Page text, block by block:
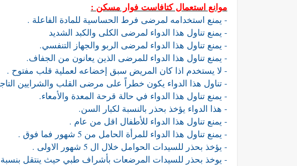
موانع استعمال كتافاست فوار مسكن :
- يمنع استخدامه لمرضى فرط الحساسية للمادة الفاعلة .
- يمنع تناول هذا الدواء لمرضى الكلى والكبد الشديد
- يمنع تناول هذا الدواء لمرضى الربو والجهاز التنفسي.
- يمنع تناول هذا الدواء للمرضى الذين يعانون من الجفاف.
- لا يستخدم اذا كان المريض سبق إخضاعه لعملية قلب مفتوح .
- تناول هذا الدواء يكون خطراً على مرضى القلب والشرايين
- يمنع تناول هذا الدواء في حالة قرحة المعدة والأمعاء.
- هذا الدواء يؤخذ بحذر بالنسبة لكبار السن.
- يمنع تناول هذا الدواء للأطفال اقل من عام .
- يمنع تناول هذا الدواء للمرأة الحامل من 5 شهور فما فوق .
- يؤخذ بحذر للسيدات الحوامل خلال ال 5 شهور الاولى .
- يوخذ بحذر للسيدات المرضعات بأشراف طبي حيث ينتقل بنسبة